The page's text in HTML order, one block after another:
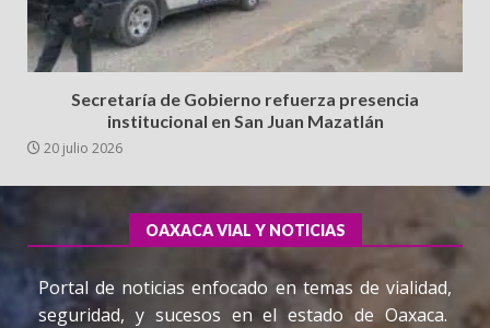
Secretaría de Gobierno refuerza presencia
institucional en San Juan Mazatlán
20 julio 2026
OAXACA VIAL Y NOTICIAS
Portal de noticias enfocado en temas de vialidad,
seguridad, y sucesos en el estado de Oaxaca.